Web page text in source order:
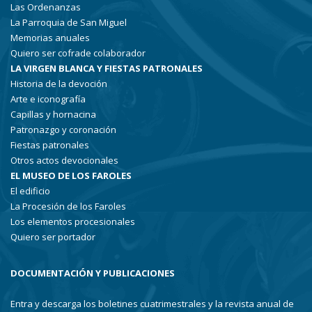
Las Ordenanzas
La Parroquia de San Miguel
Memorias anuales
Quiero ser cofrade colaborador
LA VIRGEN BLANCA Y FIESTAS PATRONALES
Historia de la devoción
Arte e iconografía
Capillas y hornacina
Patronazgo y coronación
Fiestas patronales
Otros actos devocionales
EL MUSEO DE LOS FAROLES
El edificio
La Procesión de los Faroles
Los elementos procesionales
Quiero ser portador
DOCUMENTACIÓN Y PUBLICACIONES
Entra y descarga los boletines cuatrimestrales y la revista anual de